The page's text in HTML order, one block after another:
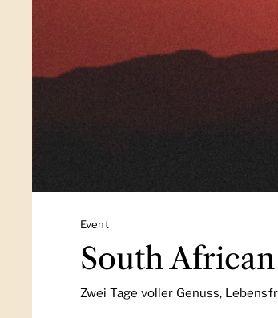
Schon probiert?
The
Aus dem Weingut, dass die